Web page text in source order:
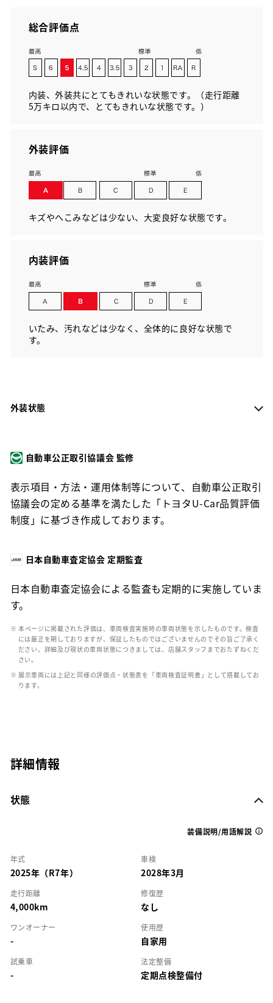
総合評価点
内装、外装共にとてもきれいな状態です。（走行距離
5万キロ以内で、とてもきれいな状態です。）
外装評価
キズやへこみなどは少ない、大変良好な状態です。
内装評価
いたみ、汚れなどは少なく、全体的に良好な状態で
す。
外装状態
自動車公正取引協議会 監修
表示項目・方法・運用体制等について、自動車公正取引
協議会の定める基準を満たした「トヨタU-Car品質評価
制度」に基づき作成しております。
日本自動車査定協会 定期監査
日本自動車査定協会による監査も定期的に実施していま
す。
※ 本ページに掲載された評価は、車両検査実施時の車両状態を示したものです。検査
には厳正を期しておりますが、保証したものではございませんのでその旨ご了承く
ださい。詳細及び現状の車両状態につきましては、店舗スタッフまでおたずねくだ
さい。
※ 展示車両には上記と同様の評価点・状態表を「車両検査証明書」として搭載してお
ります。
詳細情報
状態
装備説明/用語解説
年式
2025年（R7年）
車検
2028年3月
走行距離
4,000km
修復歴
なし
ワンオーナー
-
使用歴
自家用
試乗車
-
法定整備
定期点検整備付